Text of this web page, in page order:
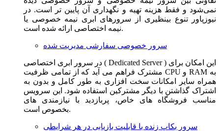
نمی‌شود و فقط هزینه تهیه و نگهداری آن پایین تر است. در
نیوزپاور تنوع بینظیری از سرورهای ابری نیمه خصوصی یا
نیمه اختصاصی ارائه شده است.
سرور خصوصی سفارشی مدیریت شده
در سرور ابری اختصاصی ( Dedicated Server ) این امکان برای
مشترک فراهم می آید که از تمامی ظرفیت CPU و RAM به
همراه سایر امکانات سخت افزاری به طور کامل و بدون به
اشتراک گذاشتن با دیگر مشترکین استفاده شود. این سرویس
مناسب فروشگاه های خاص، پربازدید با نیازمندی های
بخصوص است.
سرور بکاپ زنده با قابلیت بازیابی در هر شرایطی